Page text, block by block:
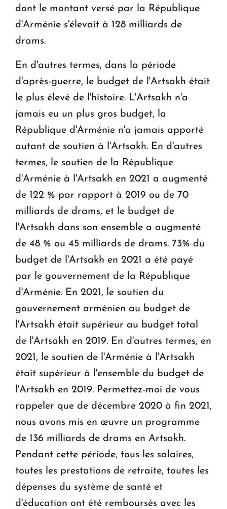
dont le montant versé par la République
d'Arménie s'élevait à 128 milliards de
drams.
En d'autres termes, dans la période
d'après-guerre, le budget de l'Artsakh était
le plus élevé de l'histoire. L'Artsakh n'a
jamais eu un plus gros budget, la
République d'Arménie n'a jamais apporté
autant de soutien à l'Artsakh. En d'autres
termes, le soutien de la République
d'Arménie à l'Artsakh en 2021 a augmenté
de 122 % par rapport à 2019 ou de 70
milliards de drams, et le budget de
l'Artsakh dans son ensemble a augmenté
de 48 % ou 45 milliards de drams. 73% du
budget de l'Artsakh en 2021 a été payé
par le gouvernement de la République
d'Arménie. En 2021, le soutien du
gouvernement arménien au budget de
l'Artsakh était supérieur au budget total
de l'Artsakh en 2019. En d'autres termes, en
2021, le soutien de l'Arménie à l'Artsakh
était supérieur à l'ensemble du budget de
l'Artsakh en 2019. Permettez-moi de vous
rappeler que de décembre 2020 à fin 2021,
nous avons mis en œuvre un programme
de 136 milliards de drams en Artsakh.
Pendant cette période, tous les salaires,
toutes les prestations de retraite, toutes les
dépenses du système de santé et
d'éducation ont été remboursés avec les